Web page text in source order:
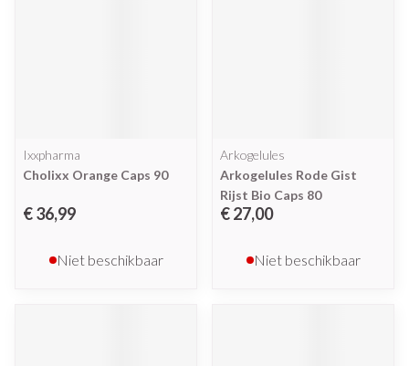
Ixxpharma
Cholixx Orange Caps 90
€ 36,99
Niet beschikbaar
Arkogelules
Arkogelules Rode Gist
Rijst Bio Caps 80
€ 27,00
Niet beschikbaar